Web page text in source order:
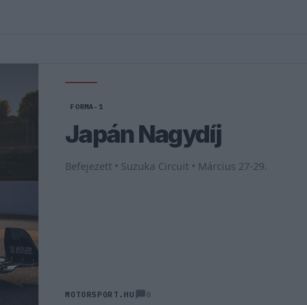
FORMA-1
Japán Nagydíj
Befejezett • Suzuka Circuit • Március 27-29.
MOTORSPORT.HU 0